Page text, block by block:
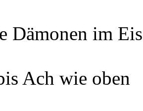
Dämonen im Eis
Ach wie oben